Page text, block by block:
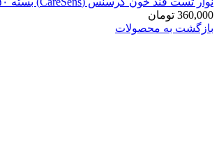
360,000 تومان
بازگشت به محصولات